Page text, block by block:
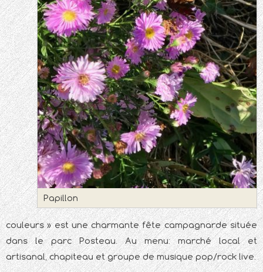
Papillon
couleurs » est une charmante fête campagnarde située
dans le parc Posteau. Au menu: marché local et
artisanal, chapiteau et groupe de musique pop/rock live.